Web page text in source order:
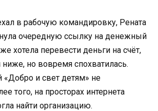
в рабочую командировку, Рената
очередную ссылку на денежный
хотела перевести деньги на счёт,
но вовремя спохватилась.
«Добро и свет детям» не
того, на просторах интернета
найти организацию.